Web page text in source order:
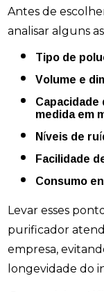
Antes de
analisar alguns
Tipo de
Volume e
Capacidade do equipamento em tratar o ar,
medida em
Níveis de
Facilidade
Consumo
Levar esses
purificador
empresa,
longevidade do